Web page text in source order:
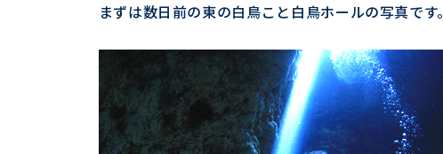
まずは数日前の東の白鳥こと白鳥ホールの写真です。